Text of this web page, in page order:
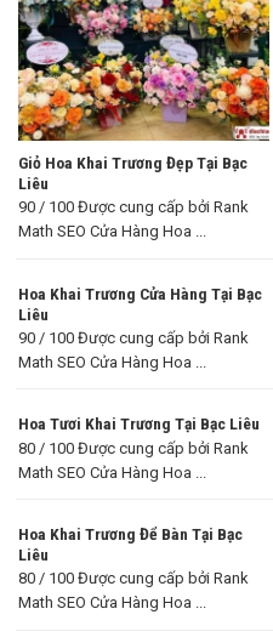
Giỏ Hoa Khai Trương Đẹp Tại Bạc
Liêu
90 / 100 Được cung cấp bởi Rank
Math SEO Cửa Hàng Hoa ...
Hoa Khai Trương Cửa Hàng Tại Bạc
Liêu
90 / 100 Được cung cấp bởi Rank
Math SEO Cửa Hàng Hoa ...
Hoa Tươi Khai Trương Tại Bạc Liêu
80 / 100 Được cung cấp bởi Rank
Math SEO Cửa Hàng Hoa ...
Hoa Khai Trương Để Bàn Tại Bạc
Liêu
80 / 100 Được cung cấp bởi Rank
Math SEO Cửa Hàng Hoa ...